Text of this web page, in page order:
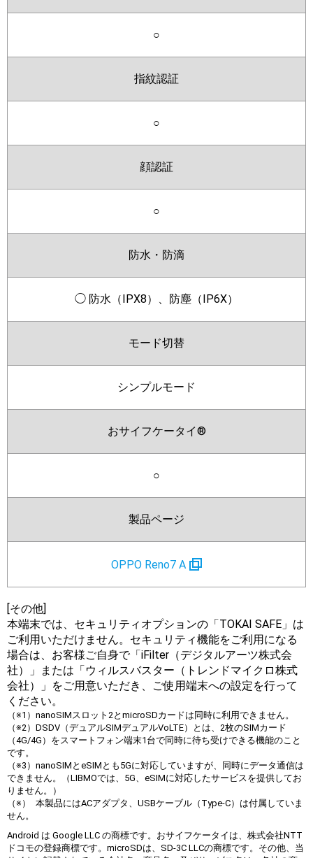
○
指紋認証
○
顔認証
○
防水・防滴
◯ 防水（IPX8）、防塵（IP6X）
モード切替
シンプルモード
おサイフケータイ®
○
製品ページ
OPPO Reno7 A
[その他]
本端末では、セキュリティオプションの「TOKAI SAFE」は
ご利用いただけません。セキュリティ機能をご利用になる
場合は、お客様ご自身で「iFilter（デジタルアーツ株式会
社）」または「ウィルスバスター（トレンドマイクロ株式
会社）」をご用意いただき、ご使用端末への設定を行って
ください。
（※1）nanoSIMスロット2とmicroSDカードは同時に利用できません。
（※2）DSDV（デュアルSIMデュアルVoLTE）とは、2枚のSIMカード
（4G/4G）をスマートフォン端末1台で同時に待ち受けできる機能のこと
です。
（※3）nanoSIMとeSIMとも5Gに対応していますが、同時にデータ通信は
できません。（LIBMOでは、5G、eSIMに対応したサービスを提供してお
りません。）
（※） 本製品にはACアダプタ、USBケーブル（Type-C）は付属していま
せん。
Android は Google LLC の商標です。おサイフケータイは、株式会社NTT
ドコモの登録商標です。microSDは、SD-3C LLCの商標です。その他、当